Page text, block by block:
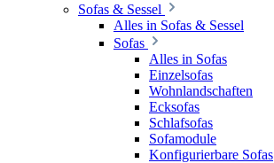
Sofas & Sessel
Alles in Sofas & Sessel
Sofas
Alles in Sofas
Einzelsofas
Wohnlandschaften
Ecksofas
Schlafsofas
Sofamodule
Konfigurierbare Sofas